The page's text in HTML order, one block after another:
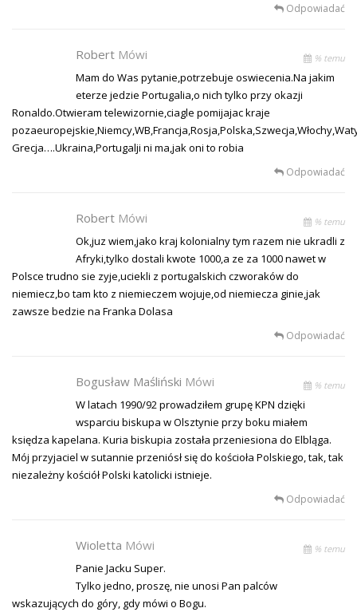
Odpowiadać
Robert Mówi % temu
Mam do Was pytanie,potrzebuje oswiecenia.Na jakim
eterze jedzie Portugalia,o nich tylko przy okazji
Ronaldo.Otwieram telewizornie,ciagle pomijajac kraje
Grecja….Ukraina,Portugalji ni ma,jak oni to robia
Odpowiadać
Robert Mówi % temu
Ok,juz wiem,jako kraj kolonialny tym razem nie ukradli z
Afryki,tylko dostali kwote 1000,a ze za 1000 nawet w
Polsce trudno sie zyje,uciekli z portugalskich czworaków do
niemiecz,bo tam kto z niemieczem wojuje,od niemiecza ginie,jak
zawsze bedzie na Franka Dolasa
Odpowiadać
Bogusław Maśliński Mówi % temu
W latach 1990/92 prowadziłem grupę KPN dzięki
wsparciu biskupa w Olsztynie przy boku miałem
księdza kapelana. Kuria biskupia została przeniesiona do Elbląga.
Mój przyjaciel w sutannie przeniósł się do kościoła Polskiego, tak, tak
niezależny kościół Polski katolicki istnieje.
Odpowiadać
Wioletta Mówi % temu
Panie Jacku Super.
Tylko jedno, proszę, nie unosi Pan palców
wskazujących do góry, gdy mówi o Bogu.